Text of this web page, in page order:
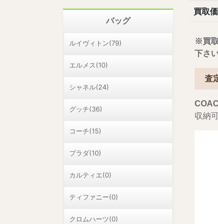
買取
※買
下さい
査
収納
バッグ
ルイヴィトン(79)
エルメス(10)
シャネル(24)
グッチ(36)
コーチ(15)
プラダ(10)
カルティエ(0)
ティファニー(0)
クロムハーツ(0)